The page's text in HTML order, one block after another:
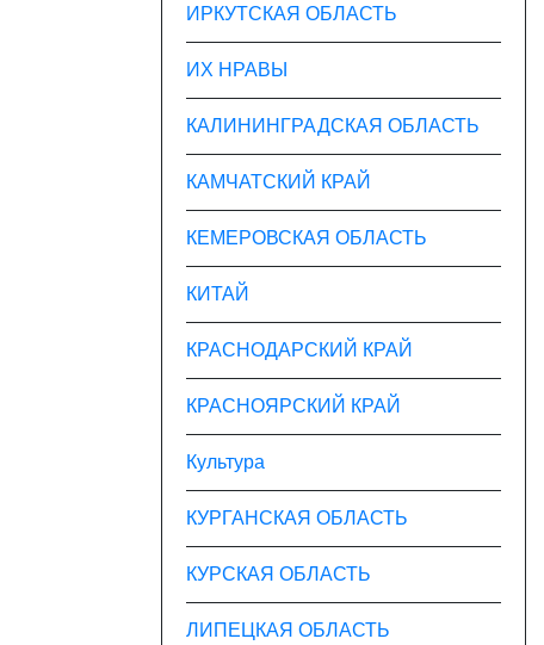
ИРКУТСКАЯ ОБЛАСТЬ
ИХ НРАВЫ
КАЛИНИНГРАДCКАЯ ОБЛАСТЬ
КАМЧАТСКИЙ КРАЙ
КЕМЕРОВСКАЯ ОБЛАСТЬ
КИТАЙ
КРАСНОДАРСКИЙ КРАЙ
КРАСНОЯРСКИЙ КРАЙ
Культура
КУРГАНСКАЯ ОБЛАСТЬ
КУРСКАЯ ОБЛАСТЬ
ЛИПЕЦКАЯ ОБЛАСТЬ